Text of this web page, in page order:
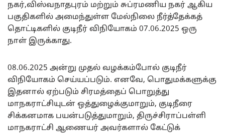
நகர்,விஸ்வநாதபுரம் மற்றும் சுப்ரமணிய நகர் ஆகிய
பகுதிகளில் அமைந்துள்ள மேல்நிலை நீர்த்தேக்கத்
தொட்டிகளில் குடிநீர் விநியோகம் 07.06.2025 ஒரு
நாள் இருக்காது.
08.06.2025 அன்று முதல் வழக்கம்போல் குடிநீர்
விநியோகம் செய்யப்படும். எனவே, பொதுமக்களுக்கு
இதனால் ஏற்படும் சிரமத்தைப் பொறுத்து
மாநகராட்சியுடன் ஒத்துழைக்குமாறும், குடிநீரை
சிக்கனமாக பயன்படுத்துமாறும், திருச்சிராப்பள்ளி
மாநகராட்சி ஆணையர் அவர்களால் கேட்டுக்